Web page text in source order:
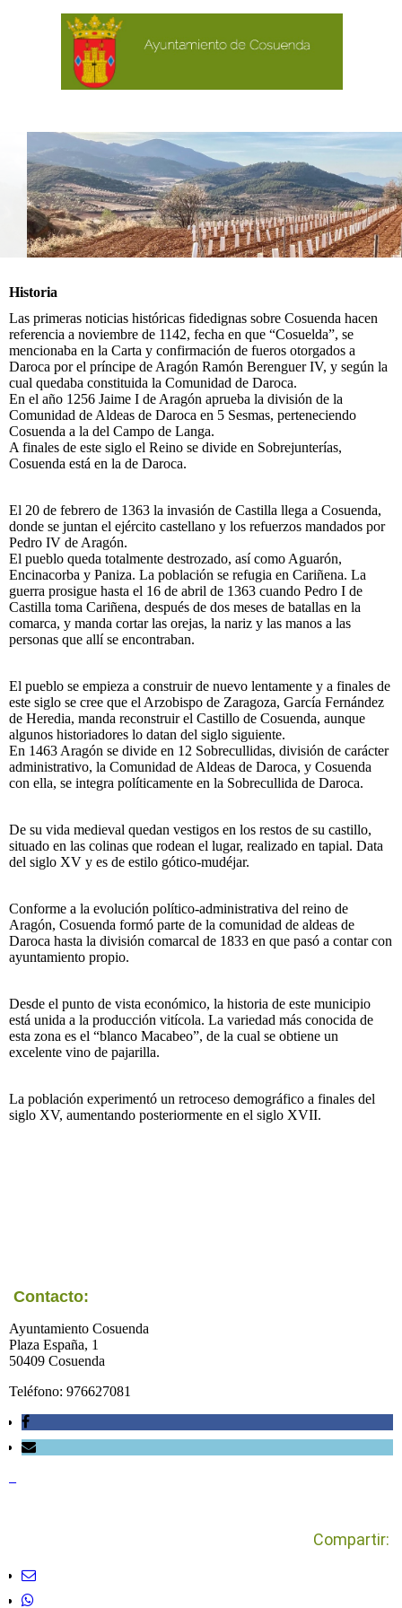
Historia
Las primeras noticias históricas fidedignas sobre Cosuenda hacen
referencia a noviembre de 1142, fecha en que “Cosuelda”, se
mencionaba en la Carta y confirmación de fueros otorgados a
Daroca por el príncipe de Aragón Ramón Berenguer IV, y según la
cual quedaba constituida la Comunidad de Daroca.
En el año 1256 Jaime I de Aragón aprueba la división de la
Comunidad de Aldeas de Daroca en 5 Sesmas, perteneciendo
Cosuenda a la del Campo de Langa.
A finales de este siglo el Reino se divide en Sobrejunterías,
Cosuenda está en la de Daroca.
El 20 de febrero de 1363 la invasión de Castilla llega a Cosuenda,
donde se juntan el ejército castellano y los refuerzos mandados por
Pedro IV de Aragón.
El pueblo queda totalmente destrozado, así como Aguarón,
Encinacorba y Paniza. La población se refugia en Cariñena. La
guerra prosigue hasta el 16 de abril de 1363 cuando Pedro I de
Castilla toma Cariñena, después de dos meses de batallas en la
comarca, y manda cortar las orejas, la nariz y las manos a las
personas que allí se encontraban.
El pueblo se empieza a construir de nuevo lentamente y a finales de
este siglo se cree que el Arzobispo de Zaragoza, García Fernández
de Heredia, manda reconstruir el Castillo de Cosuenda, aunque
algunos historiadores lo datan del siglo siguiente.
En 1463 Aragón se divide en 12 Sobrecullidas, división de carácter
administrativo, la Comunidad de Aldeas de Daroca, y Cosuenda
con ella, se integra políticamente en la Sobrecullida de Daroca.
De su vida medieval quedan vestigos en los restos de su castillo,
situado en las colinas que rodean el lugar, realizado en tapial. Data
del siglo XV y es de estilo gótico-mudéjar.
Conforme a la evolución político-administrativa del reino de
Aragón, Cosuenda formó parte de la comunidad de aldeas de
Daroca hasta la división comarcal de 1833 en que pasó a contar con
ayuntamiento propio.
Desde el punto de vista económico, la historia de este municipio
está unida a la producción vitícola. La variedad más conocida de
esta zona es el “blanco Macabeo”, de la cual se obtiene un
excelente vino de pajarilla.
La población experimentó un retroceso demográfico a finales del
siglo XV, aumentando posteriormente en el siglo XVII.
Contacto:
Ayuntamiento Cosuenda
Plaza España, 1
50409 Cosuenda
Teléfono: 976627081
Compartir: